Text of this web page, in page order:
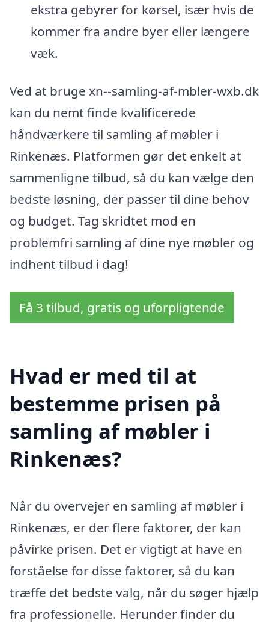
ekstra gebyrer for kørsel, især hvis de
kommer fra andre byer eller længere
væk.
Ved at bruge xn--samling-af-mbler-wxb.dk
kan du nemt finde kvalificerede
håndværkere til samling af møbler i
Rinkenæs. Platformen gør det enkelt at
sammenligne tilbud, så du kan vælge den
bedste løsning, der passer til dine behov
og budget. Tag skridtet mod en
problemfri samling af dine nye møbler og
indhent tilbud i dag!
Få 3 tilbud, gratis og uforpligtende
Hvad er med til at
bestemme prisen på
samling af møbler i
Rinkenæs?
Når du overvejer en samling af møbler i
Rinkenæs, er der flere faktorer, der kan
påvirke prisen. Det er vigtigt at have en
forståelse for disse faktorer, så du kan
træffe det bedste valg, når du søger hjælp
fra professionelle. Herunder finder du